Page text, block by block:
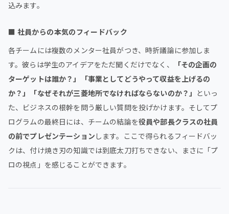
込みます。
■ 社員からの本気のフィードバック
各チームには複数のメンター社員がつき、時折議論に参加しま
す。彼らは学生のアイデアをただ聞くだけでなく、
「その企画の
ターゲットは誰か？」「事業としてどうやって収益を上げるの
か？」「なぜそれが三菱地所でなければならないのか？」 といっ
た、ビジネスの根幹を問う厳しい質問を投げかけます。そしてプ
ログラムの最終日には、チームの結論を役員や部長クラスの社員
の前でプレゼンテーション します。ここで得られるフィードバッ
クは、付け焼き刃の知識では到底太刀打ちできない、まさに「プ
ロの視点」を感じることができます。